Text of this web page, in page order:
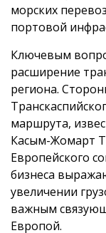
морских
портовой
Ключевым
расширение
региона.
маршрута,
Касым-Жомарт
Европейского
бизнеса
увеличении
важным
Европой.